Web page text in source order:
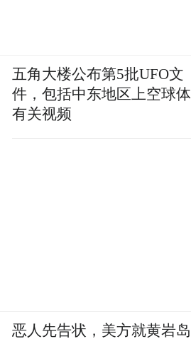
五角大楼公布第5批UFO文
件，包括中东地区上空球体
有关视频
恶人先告状，美方就黄岩岛